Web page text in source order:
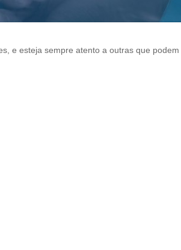
e esteja sempre atento a outras que podem